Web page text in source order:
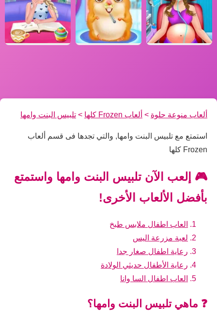
ألعاب منوعة حلوة > ألعاب Frozen كلها > تلبيس البنت وامها
استمتع مع تلبيس البنت وامها, والتي تجدها فى قسم ألعاب
Frozen كلها
🎮 إلعب الآن تلبيس البنت وامها واستمتع
بأفضل الألعاب الأخرى!
العاب اطفال ملابس طبخ
لعبة مزرعة اليس
رعاية اطفال صغار جدا
رعاية الأطفال حديثي الولادة
العاب اطفال السا وانا
❓ ماهي تلبيس البنت وامها؟